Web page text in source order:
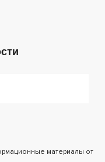
материалы от